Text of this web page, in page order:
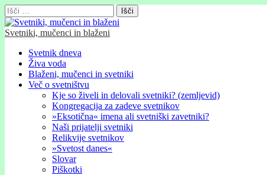
Išči:
Svetniki, mučenci in blaženi
Glavni
meni
Skip
content
Svetnik dneva
Živa voda
Blaženi, mučenci in svetniki
Več o svetništvu
Kje so živeli in delovali svetniki? (zemljevid)
Kongregacija za zadeve svetnikov
»Eksotična« imena ali svetniški zavetniki?
Naši prijatelji svetniki
Relikvije svetnikov
»Svetost danes«
Slovar
Piškotki